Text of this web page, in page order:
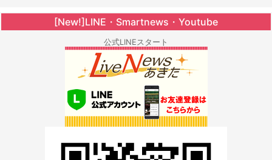
[New!]LINE・Smartnews・Youtube
公式LINEスタート